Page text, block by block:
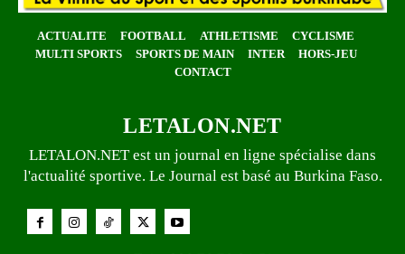
ACTUALITE FOOTBALL ATHLETISME
CYCLISME
MULTI SPORTS
SPORTS DE MAIN INTER
HORS-JEU
CONTACT
LETALON.NET
LETALON.NET est un journal en ligne spécialise dans
l'actualité sportive. Le Journal est basé au Burkina Faso.